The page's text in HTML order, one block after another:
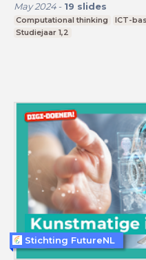
May 2024- 19 slides
Computational thinking ICT-
Studiejaar 1,2
Stichting FutureNL